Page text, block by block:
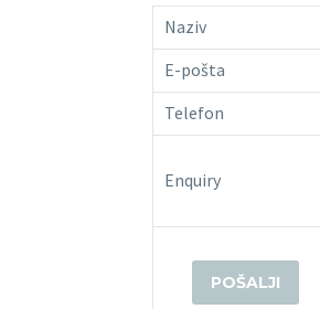
Naziv
E-pošta
Telefon
Enquiry